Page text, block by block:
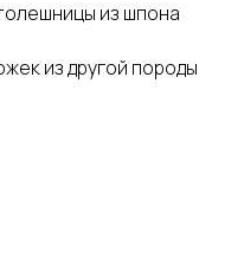
из шпона
из другой породы